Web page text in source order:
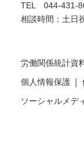
TEL 044-431-
相談時間：土日
労働関係統計資
個人情報保護
ソーシャルメデ